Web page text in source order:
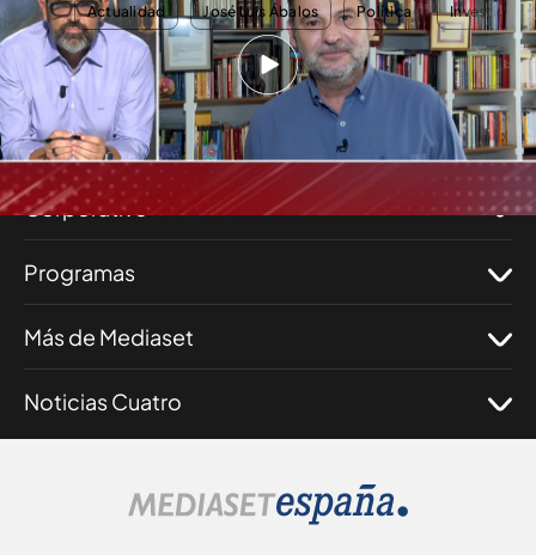
TEMAS Actualidad José Luis Ábalos Política
Nosotros
Corporativo
Programas
Más de Mediaset
Noticias Cuatro